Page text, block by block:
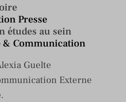
Presse
études au sein
& Communication
Guelte
Externe
.